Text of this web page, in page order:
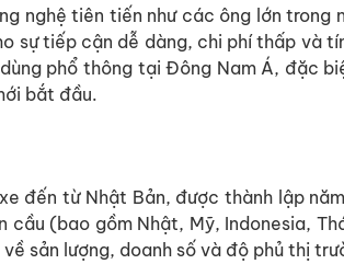
nghệ tiên tiến như các ông lớn trong
sự tiếp cận dễ dàng, chi phí thấp và
phổ thông tại Đông Nam Á, đặc
bắt đầu.
đến từ Nhật Bản, được thành lập năm
(bao gồm Nhật, Mỹ, Indonesia,
sản lượng, doanh số và độ phủ thị